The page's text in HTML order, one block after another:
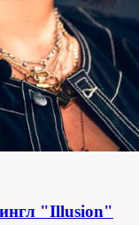
"Illusion"